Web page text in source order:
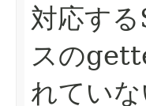
対応す
スの
れてい